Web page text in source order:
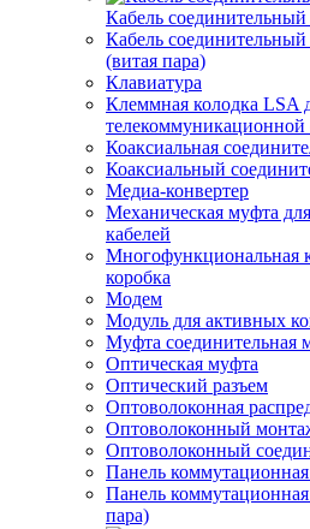
Кабель
Кабель
(витая пара)
Клавиатура
Клеммная колодка LSA
телекоммуникационной
Коаксиальная
Коаксиальный
Медиа-конвертер
Механическая муфта
кабелей
Многофункциональная
коробка
Модем
Модуль для активных
Муфта соединительная
Оптическая муфта
Оптический разъем
Оптоволоконная
Оптоволоконный
Оптоволоконный
Панель
Панель
пара)